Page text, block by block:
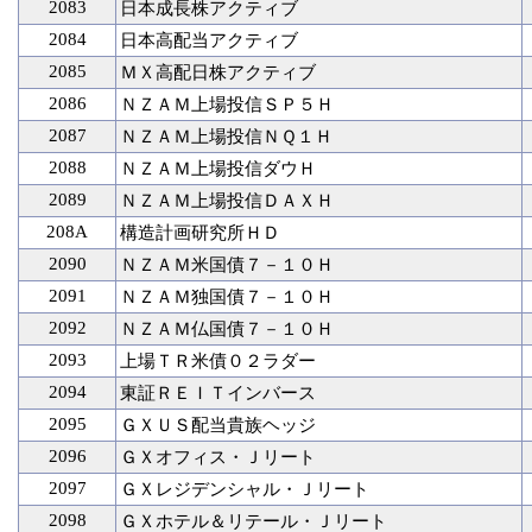
2083
日本成長株アクティブ
2084
日本高配当アクティブ
2085
ＭＸ高配日株アクティブ
2086
ＮＺＡＭ上場投信ＳＰ５Ｈ
2087
ＮＺＡＭ上場投信ＮＱ１Ｈ
2088
ＮＺＡＭ上場投信ダウＨ
2089
ＮＺＡＭ上場投信ＤＡＸＨ
208A
構造計画研究所ＨＤ
2090
ＮＺＡＭ米国債７－１０Ｈ
2091
ＮＺＡＭ独国債７－１０Ｈ
2092
ＮＺＡＭ仏国債７－１０Ｈ
2093
上場ＴＲ米債０２ラダー
2094
東証ＲＥＩＴインバース
2095
ＧＸＵＳ配当貴族ヘッジ
2096
ＧＸオフィス・Ｊリート
2097
ＧＸレジデンシャル・Ｊリート
2098
ＧＸホテル＆リテール・Ｊリート